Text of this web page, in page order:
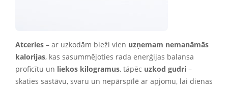
Atceries – ar uzkodām bieži vien uzņemam nemanāmās
kalorijas, kas sasummējoties rada enerģijas balansa
proficītu un liekos kilogramus, tāpēc uzkod gudri –
skaties sastāvu, svaru un nepārspīlē ar apjomu, lai dienas